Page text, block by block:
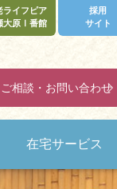
ご相談・お問い合わせ
在宅サービス
ライフピア
大原Ⅰ番館
採用
サイト